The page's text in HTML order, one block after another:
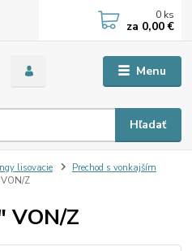
Menu
Hľadať
0 ks
za 0,00 €
lisovacie
Prechod s vonkajším
Z
VON/Z